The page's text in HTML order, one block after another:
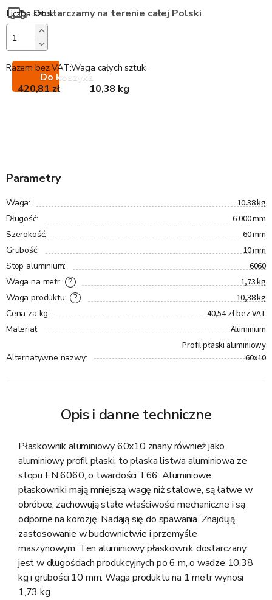
Dostarczamy na terenie całej Polski
Do koszyka
Waga całych sztuk:
10,38 kg
Razem bez VAT:
420,81 zł
Parametry
Waga: 10.38 kg
Długość: 6 000 mm
Szerokość: 60 mm
Grubość: 10 mm
Stop aluminium: 6060
?
Waga na metr: 1,73 kg
?
Waga produktu: 10,38 kg
Cena za kg: 40,54 zł bez VAT
Materiał: Aluminium
Alternatywne nazwy:
Profil płaski aluminiowy
60x10
Opis i danne techniczne
Płaskownik aluminiowy 60x10 znany również jako
aluminiowy profil płaski, to płaska listwa aluminiowa ze
stopu EN 6060, o twardości T66. Aluminiowe
płaskowniki mają mniejszą wagę niż stalowe, są łatwe w
obróbce, zachowują stałe właściwości mechaniczne i są
odporne na korozję. Nadają się do spawania. Znajdują
zastosowanie w budownictwie i przemyśle
maszynowym. Ten aluminiowy płaskownik dostarczany
jest w długościach produkcyjnych po 6 m, o wadze 10,38
kg i grubości 10 mm. Waga produktu na 1 metr wynosi
1,73 kg.